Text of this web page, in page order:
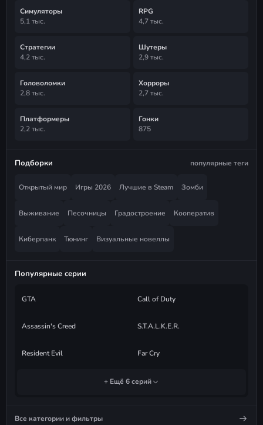
Симуляторы
5,1 тыс.
RPG
4,7 тыс.
Стратегии
4,2 тыс.
Шутеры
2,9 тыс.
Головоломки
2,8 тыс.
Хорроры
2,7 тыс.
Платформеры
2,2 тыс.
Гонки
875
Подборки популярные теги
Открытый мир Игры 2026 Лучшие в Steam Зомби
Выживание Песочницы Градостроение Кооператив
Киберпанк Тюнинг Визуальные новеллы
Популярные серии
GTA Call of Duty
Assassin's Creed S.T.A.L.K.E.R.
Resident Evil Far Cry
+ Ещё 6 серий
Все категории и фильтры